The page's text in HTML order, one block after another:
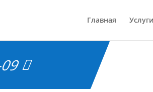
Главная Услуги
09